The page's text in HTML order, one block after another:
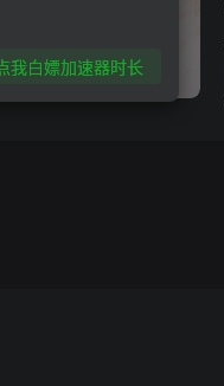
我白嫖加速器时长